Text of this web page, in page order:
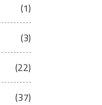
(1)
(3)
(22)
(37)